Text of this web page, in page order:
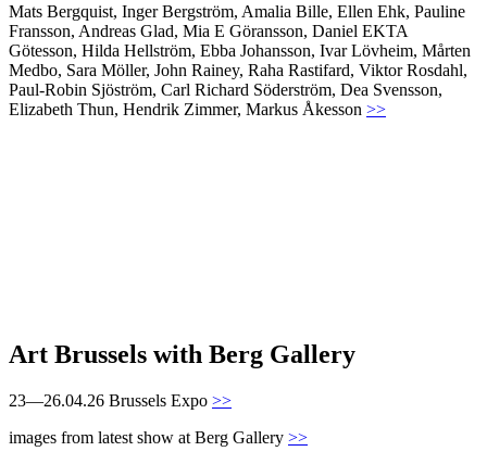
Mats Bergquist, Inger Bergström, Amalia Bille, Ellen Ehk, Pauline
Fransson, Andreas Glad, Mia E Göransson, Daniel EKTA
Götesson, Hilda Hellström, Ebba Johansson, Ivar Lövheim, Mårten
Medbo, Sara Möller, John Rainey, Raha Rastifard, Viktor Rosdahl,
Paul-Robin Sjöström, Carl Richard Söderström, Dea Svensson,
Elizabeth Thun, Hendrik Zimmer, Markus Åkesson >>
Art Brussels with Berg Gallery
23—26.04.26 Brussels Expo >>
images from latest show at Berg Gallery >>